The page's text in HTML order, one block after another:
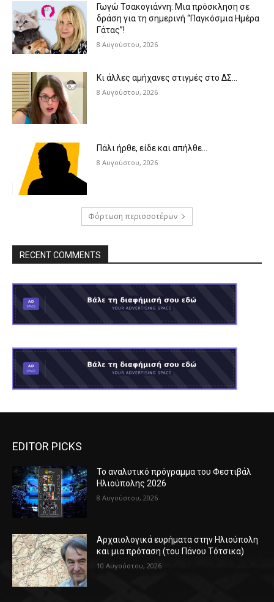
Γωγώ Τσακογιάννη: Μια πρόσκληση σε
δράση για τη σημερινή “Παγκόσμια Ημέρα
Γάτας”!
8 Αυγούστου, 2026
Κι άλλες αμήχανες στιγμές στο ΔΣ…
8 Αυγούστου, 2026
Πάλι ήρθε, είδε και απήλθε…
8 Αυγούστου, 2026
Φόρτωση περισσοτέρων
RECENT COMMENTS
EDITOR PICKS
Το αναλυτικό πρόγραμμα του Φεστιβάλ
Ηλιούπολης 2026
8 Αυγούστου, 2026
Αρχαιολογικά ευρήματα στην Ηλιούπολη
και μια πρόταση (του Πάνου Τότσικα)
10 Αυγούστου, 2026